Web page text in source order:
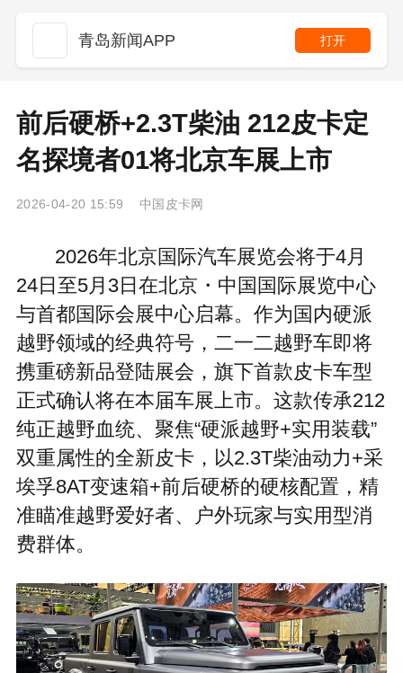
青岛新闻APP 打开
前后硬桥+2.3T柴油 212皮卡定
名探境者01将北京车展上市
2026-04-20 15:59 中国皮卡网
2026年北京国际汽车展览会将于4月
24日至5月3日在北京・中国国际展览中心
与首都国际会展中心启幕。作为国内硬派
越野领域的经典符号，二一二越野车即将
携重磅新品登陆展会，旗下首款皮卡车型
正式确认将在本届车展上市。这款传承212
纯正越野血统、聚焦“硬派越野+实用装载”
双重属性的全新皮卡，以2.3T柴油动力+采
埃孚8AT变速箱+前后硬桥的硬核配置，精
准瞄准越野爱好者、户外玩家与实用型消
费群体。